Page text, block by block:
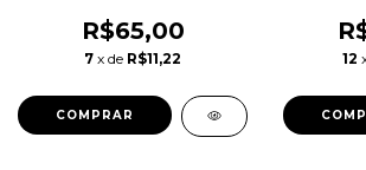
R$65,00
7 x de R$11,22 12